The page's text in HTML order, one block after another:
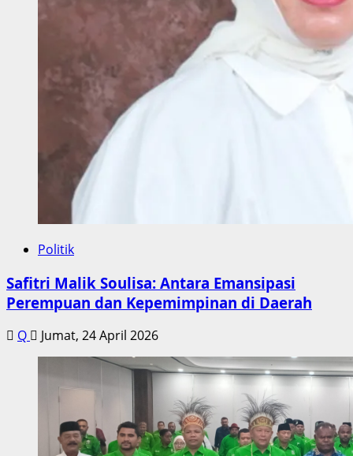
Politik
Safitri Malik Soulisa: Antara Emansipasi
Perempuan dan Kepemimpinan di Daerah
Q Jumat, 24 April 2026